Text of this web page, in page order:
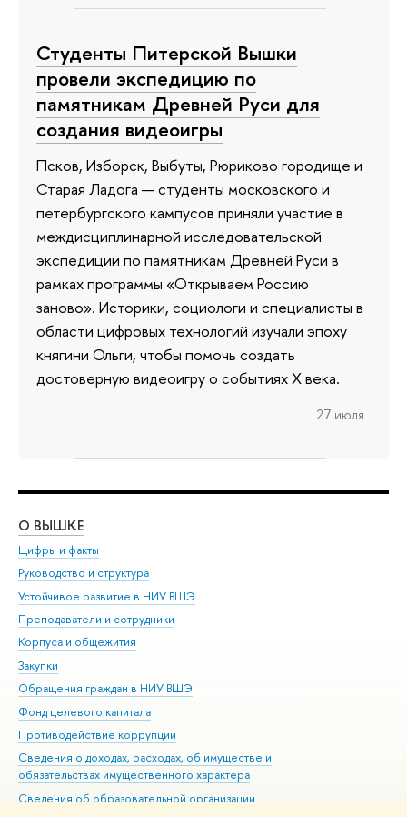
Студенты Питерской Вышки
провели экспедицию по
памятникам Древней Руси для
создания видеоигры
Псков, Изборск, Выбуты, Рюриково городище и
Старая Ладога — студенты московского и
петербургского кампусов приняли участие в
междисциплинарной исследовательской
экспедиции по памятникам Древней Руси в
рамках программы «Открываем Россию
заново». Историки, социологи и специалисты в
области цифровых технологий изучали эпоху
княгини Ольги, чтобы помочь создать
достоверную видеоигру о событиях X века.
27 июля
О ВЫШКЕ
Цифры и факты
Руководство и структура
Устойчивое развитие в НИУ ВШЭ
Преподаватели и сотрудники
Корпуса и общежития
Закупки
Обращения граждан в НИУ ВШЭ
Фонд целевого капитала
Противодействие коррупции
Сведения о доходах, расходах, об имуществе и
обязательствах имущественного характера
Сведения об образовательной организации